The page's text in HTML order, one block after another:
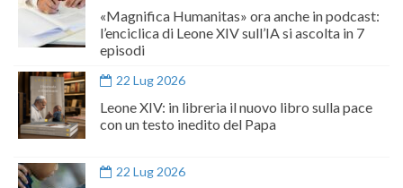
«Magnifica Humanitas» ora anche in podcast:
l’enciclica di Leone XIV sull’IA si ascolta in 7
episodi
22 Lug 2026
Leone XIV: in libreria il nuovo libro sulla pace
con un testo inedito del Papa
22 Lug 2026